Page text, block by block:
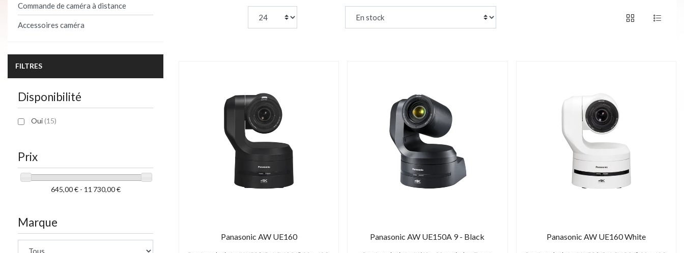
Commande de caméra à distance
Accessoires caméra
FILTRES
Disponibilité
Oui(15)
Prix
645,00 € - 11 730,00 €
Marque
Panasonic AW UE160 Panasonic AW UE150A 9 - Black Panasonic AW UE160 White